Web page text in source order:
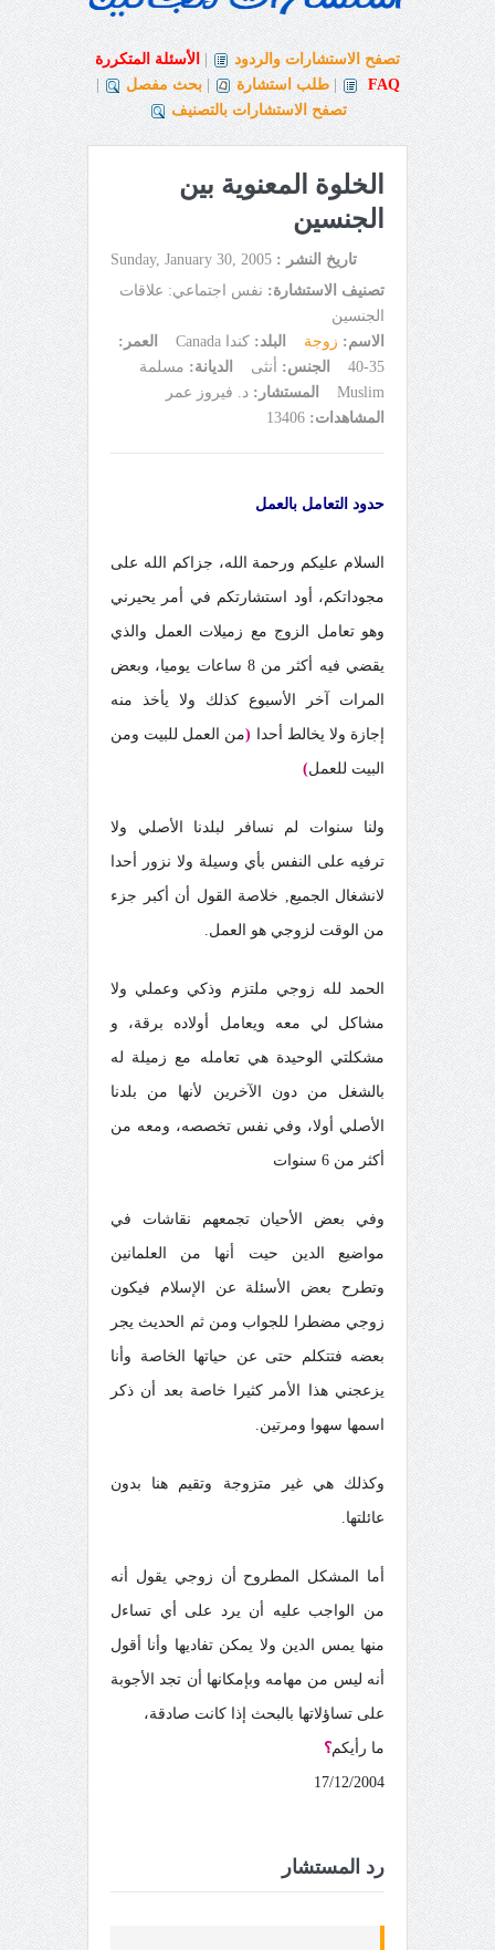
تصفح الاستشارات والردود
الأسئلة المتكررة
FAQ
طلب استشارة بحث مفصل
تصفح الاستشارات بالتصنيف
الخلوة المعنوية بين
الجنسين
تاريخ النشر : Sunday, January 30, 2005
تصنيف الاستشارة: نفس اجتماعي: علاقات
الجنسين
الاسم: زوجة البلد: كندا Canada
العمر:
35-40
الجنس: أنثى الديانة: مسلمة
Muslim
المستشار: د. فيروز عمر
المشاهدات: 13406
حدود التعامل بالعمل
السلام عليكم ورحمة الله، جزاكم الله على
مجوداتكم، أود استشارتكم في أمر يحيرني
وهو تعامل الزوج مع زميلات العمل والذي
يقضي فيه أكثر من 8 ساعات يوميا، وبعض
المرات آخر الأسبوع كذلك ولا يأخذ منه
إجازة ولا يخالط أحدا (من العمل للبيت ومن
البيت للعمل)
ولنا سنوات لم نسافر لبلدنا الأصلي ولا
ترفيه على النفس بأي وسيلة ولا نزور أحدا
لانشغال الجميع, خلاصة القول أن أكبر جزء
من الوقت لزوجي هو العمل.
الحمد لله زوجي ملتزم وذكي وعملي ولا
مشاكل لي معه ويعامل أولاده برقة، و
مشكلتي الوحيدة هي تعامله مع زميلة له
بالشغل من دون الآخرين لأنها من بلدنا
الأصلي أولا، وفي نفس تخصصه، ومعه من
أكثر من 6 سنوات
وفي بعض الأحيان تجمعهم نقاشات في
مواضيع الدين حيت أنها من العلمانين
وتطرح بعض الأسئلة عن الإسلام فيكون
زوجي مضطرا للجواب ومن ثم الحديث يجر
بعضه فتتكلم حتى عن حياتها الخاصة وأنا
يزعجني هذا الأمر كثيرا خاصة بعد أن ذكر
اسمها سهوا ومرتين.
وكذلك هي غير متزوجة وتقيم هنا بدون
عائلتها.
أما المشكل المطروح أن زوجي يقول أنه
من الواجب عليه أن يرد على أي تساءل
منها يمس الدين ولا يمكن تفاديها وأنا أقول
أنه ليس من مهامه وبإمكانها أن تجد الأجوبة
على تساؤلاتها بالبحث إذا كانت صادقة،
ما رأيكم؟
17/12/2004
رد المستشار